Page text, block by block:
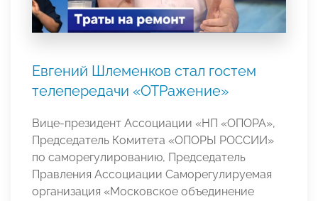
Евгений Шлеменков стал гостем
телепередачи «ОТРажение»
Вице-президент Ассоциации «НП «ОПОРА»,
Председатель Комитета «ОПОРЫ РОССИИ»
по саморегулированию, Председатель
Правления Ассоциации Саморегулируемая
организация «Московское объединение